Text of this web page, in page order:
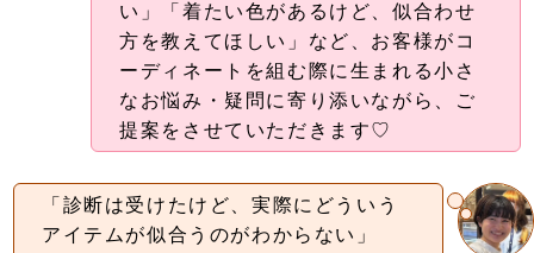
い」「着たい色があるけど、似合わせ
方を教えてほしい」など、お客様がコ
ーディネートを組む際に生まれる小さ
なお悩み・疑問に寄り添いながら、ご
提案をさせていただきます♡
「診断は受けたけど、実際にどういう
アイテムが似合うのがわからない」